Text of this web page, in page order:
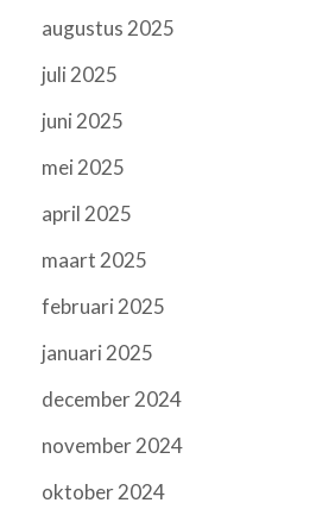
augustus 2025
juli 2025
juni 2025
mei 2025
april 2025
maart 2025
februari 2025
januari 2025
december 2024
november 2024
oktober 2024